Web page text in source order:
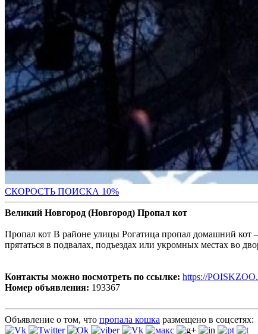
СКОРОСТЬ ПОИСКА 10%
Великий Новгород (Новгород) Пропал кот
Пропал кот В районе улицы Рогатица пропал домашний
прятаться в подвалах, подъездах или укромных местах во
Контакты можно посмотреть по ссылке: https://
Номер объявления: 193367
Объявление о том, что пропала кошка размещено в соцсетях: